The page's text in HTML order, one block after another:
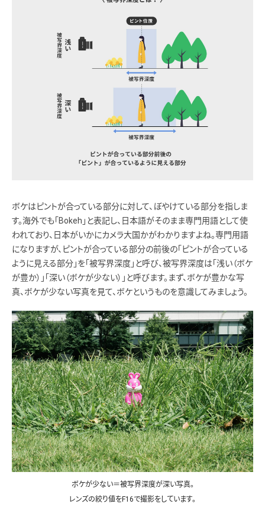
ボケはピントが合っている部分に対して、ぼやけている部分を指しま
す。海外でも「Bokeh」と表記し、日本語がそのまま専門用語として使
われており、日本がいかにカメラ大国かがわかりますよね。専門用語
になりますが、ピントが合っている部分の前後の「ピントが合っている
ように見える部分」を「被写界深度」と呼び、被写界深度は「浅い（ボケ
が豊か）」「深い（ボケが少ない）」と呼びます。まず、ボケが豊かな写
真、ボケが少ない写真を見て、ボケというものを意識してみましょう。
ボケが少ない＝被写界深度が深い写真。
レンズの絞り値をF16で撮影をしています。